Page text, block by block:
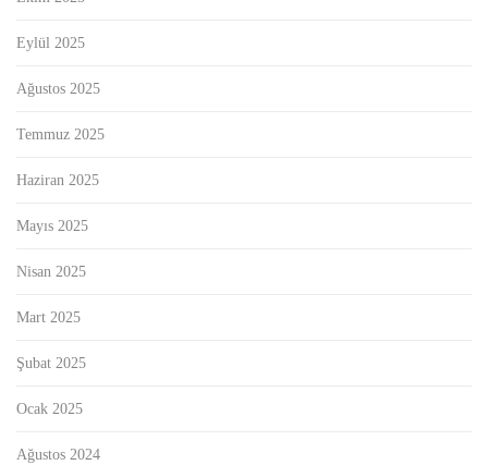
Eylül 2025
Ağustos 2025
Temmuz 2025
Haziran 2025
Mayıs 2025
Nisan 2025
Mart 2025
Şubat 2025
Ocak 2025
Ağustos 2024